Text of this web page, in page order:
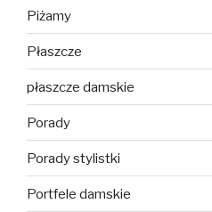
Piżamy
Płaszcze
płaszcze damskie
Porady
Porady stylistki
Portfele damskie